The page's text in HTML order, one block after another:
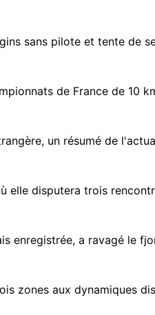
sans pilote et tente de
de France de 10
un résumé de
elle disputera trois
enregistrée, a ravagé le
zones aux dynamiques